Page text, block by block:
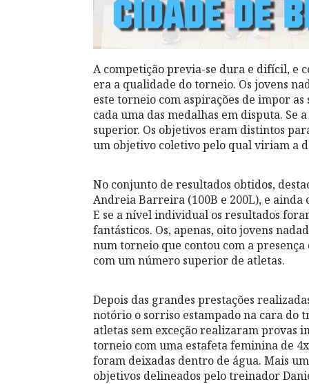
A competição previa-se dura e difícil, e
era a qualidade do torneio. Os jovens
este torneio com aspirações de impor
cada uma das medalhas em disputa.
superior. Os objetivos eram distintos
um objetivo coletivo pelo qual viriam a
No conjunto de resultados obtidos,
Andreia Barreira (100B e 200L), e ainda
E se a nível individual os resultados
fantásticos. Os, apenas, oito jovens
num torneio que contou com a
com um número superior de atletas.
Depois das grandes prestações
notório o sorriso estampado na cara do
atletas sem exceção realizaram provas
torneio com uma estafeta feminina de
foram deixadas dentro de água. Mais
objetivos delineados pelo treinador